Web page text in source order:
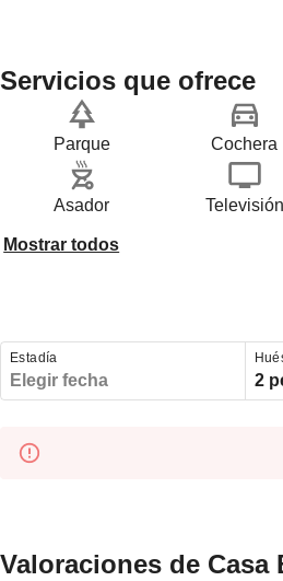
Servicios que ofrece
Parque Cochera
Asador Televisión
Mostrar todos
Estadía
Elegir fecha 2
Valoraciones de Casa